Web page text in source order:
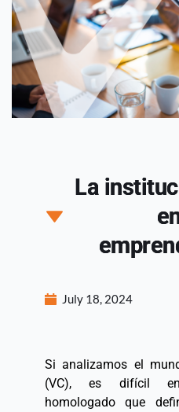
La
July 18, 2024
Si analizamos el
(VC), es difícil
homologado que